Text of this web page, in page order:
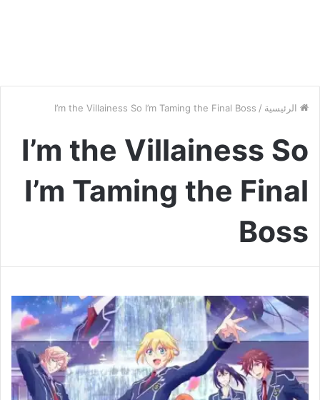
الرئيسية /
I’m the Villainess So I’m Taming the Final Boss
I’m the Villainess So
I’m Taming the Final
Boss